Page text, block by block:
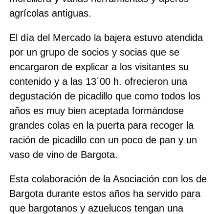
agrícolas antiguas.
El día del Mercado la bajera estuvo atendida
por un grupo de socios y socias que se
encargaron de explicar a los visitantes su
contenido y a las 13´00 h. ofrecieron una
degustación de picadillo que como todos los
años es muy bien aceptada formándose
grandes colas en la puerta para recoger la
ración de picadillo con un poco de pan y un
vaso de vino de Bargota.
Esta colaboración de la Asociación con los de
Bargota durante estos años ha servido para
que bargotanos y azuelucos tengan una